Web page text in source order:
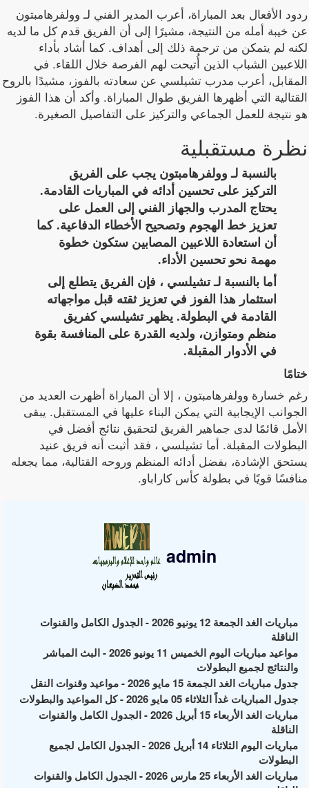
ردود الأفعال بعد المباراة، أعرب المدير الفني لـ وولفرهامبتون
عن خيبة أمله من النتيجة، مشيرًا إلى أن الفريق قدم كل ما لديه
لكنه لم يتمكن من ترجمة ذلك إلى أهداف. كما أشاد بأداء
اللاعبين الشباب الذين أُتيحت لهم الفرصة خلال اللقاء. في
المقابل، أعرب مدرب تشيلسي عن سعادته بالفوز، مشيدًا بالروح
القتالية التي أظهرها الفريق طوال المباراة. وأكد أن هذا الفوز
هو نتيجة للعمل الجماعي والتركيز على التفاصيل الصغيرة.
نظرة مستقبلية
بالنسبة لـ وولفرهامبتون يجب على الفريق
التركيز على تحسين أدائه في المباريات القادمة.
يحتاج المدرب والجهاز الفني إلى العمل على
تعزيز خط الهجوم وتصحيح الأخطاء الدفاعية. كما
أن استعادة اللاعبين المصابين ستكون خطوة
مهمة نحو تحسين الأداء.
أما بالنسبة لـ تشيلسي ، فإن الفريق يتطلع إلى
استثمار هذا الفوز في تعزيز ثقته قبل مواجهاته
القادمة في البطولة. يظهر تشيلسي كفريق
منظم ومتوازن، ولديه القدرة على المنافسة بقوة
في الأدوار المقبلة.
ختامًا
رغم خسارة وولفرهامبتون ، إلا أن المباراة أظهرت العديد من
الجوانب الإيجابية التي يمكن البناء عليها في المستقبل. يبقى
الأمل قائمًا لدى جماهير الفريق لتحقيق نتائج أفضل في
البطولات المقبلة. أما تشيلسي ، فقد أثبت أنه فريق عنيد
يستحق الإشادة، بفضل أدائه المنظم وروحه القتالية، مما يجعله
منافسًا قويًا في بطولة كأس كاراباو.
admin
مباريات الغد الجمعة 12 يونيو 2026 - الجدول الكامل والقنوات
الناقلة
مواعيد مباريات اليوم الخميس 11 يونيو 2026 - البث المباشر
والنتائج لجميع البطولات
جدول مباريات الغد الجمعة 15 مايو 2026 - مواعيد وقنوات النقل
جدول المباريات غداً الثلاثاء 05 مايو 2026 - كل المواعيد والبطولات
مباريات الغد الأربعاء 15 أبريل 2026 - الجدول الكامل والقنوات
الناقلة
مباريات اليوم الثلاثاء 14 أبريل 2026 - الجدول الكامل لجميع
البطولات
مباريات الغد الأربعاء 25 مارس 2026 - الجدول الكامل والقنوات